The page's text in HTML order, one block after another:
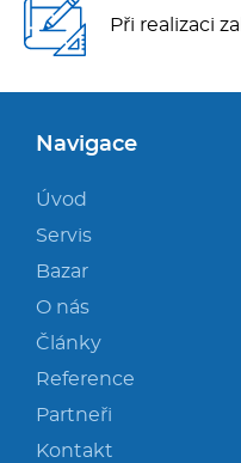
Při realizaci
Navigace
Úvod
Servis
Bazar
O nás
Články
Reference
Partneři
Kontakt